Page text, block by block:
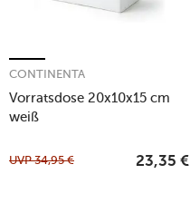
Vorratsdose 20x10x15 cm
weiß
CONTINENTA
UVP34,95 € 23,35 €